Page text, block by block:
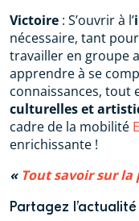
Victoire : S’ouvrir à l’
nécessaire, tant
travailler en groupe
apprendre à se
connaissances, tout
culturelles et
cadre de la mobilité
enrichissante !
Tout savoir sur la
Partagez